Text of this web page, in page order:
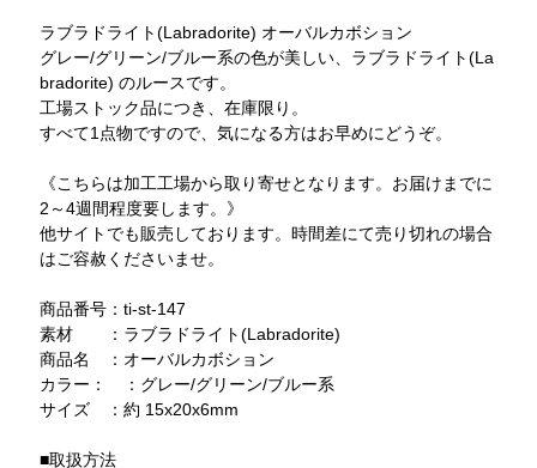
ラブラドライト(Labradorite) オーバルカボション
グレー/グリーン/ブルー系の色が美しい、ラブラドライト(La
bradorite) のルースです。
工場ストック品につき、在庫限り。
すべて1点物ですので、気になる方はお早めにどうぞ。
《こちらは加工工場から取り寄せとなります。お届けまでに
2～4週間程度要します。》
他サイトでも販売しております。時間差にて売り切れの場合
はご容赦くださいませ。
商品番号：ti-st-147
素材 ：ラブラドライト(Labradorite)
商品名 ：オーバルカボション
カラー： ：グレー/グリーン/ブルー系
サイズ ：約 15x20x6mm
■取扱方法